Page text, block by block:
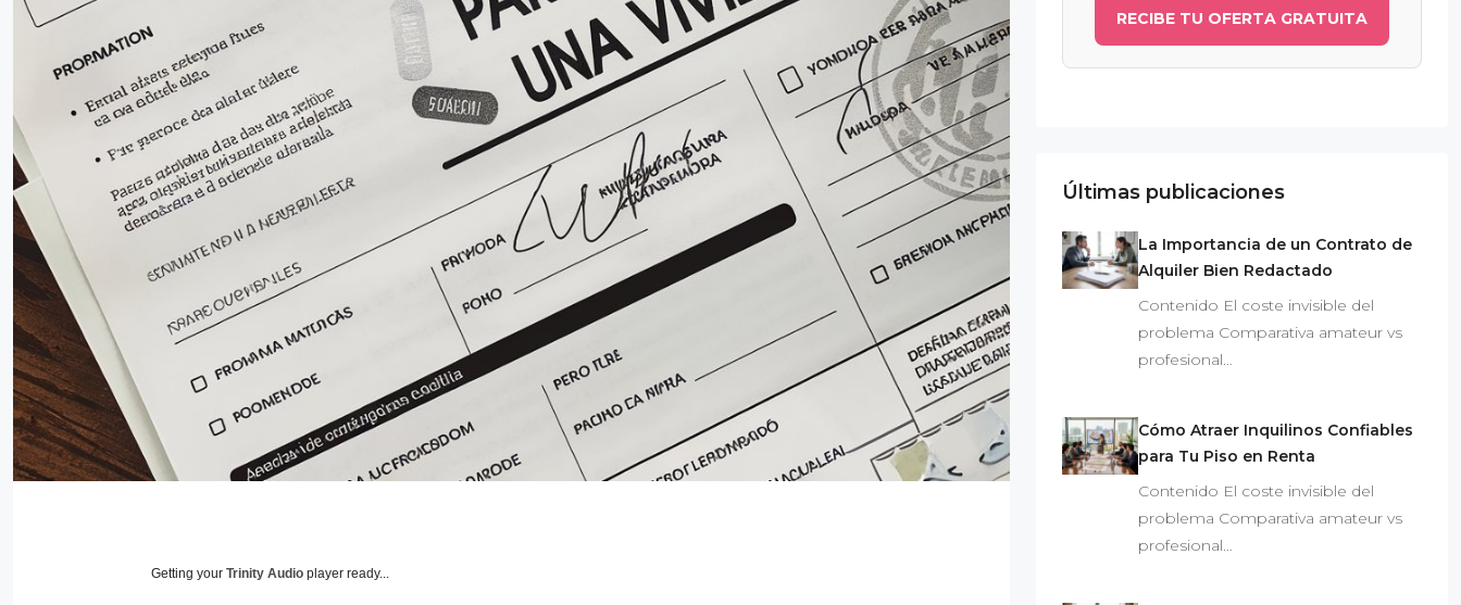
Getting your Trinity Audio player ready...
RECIBE TU OFERTA GRATUITA
Últimas publicaciones
La Importancia de un Contrato de
Alquiler Bien Redactado
Contenido El coste invisible del
problema Comparativa amateur vs
profesional…
Cómo Atraer Inquilinos Confiables
para Tu Piso en Renta
Contenido El coste invisible del
problema Comparativa amateur vs
profesional…